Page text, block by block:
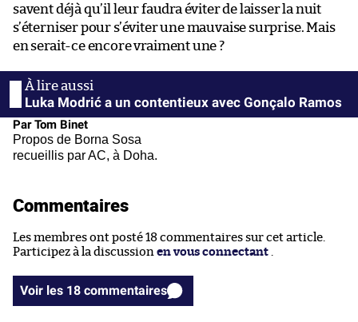
savent déjà qu’il leur faudra éviter de laisser la nuit
s’éterniser pour s’éviter une mauvaise surprise. Mais
en serait-ce encore vraiment une ?
Luka Modrić a un contentieux avec Gonçalo Ramos
Par Tom Binet
Propos de Borna Sosa
recueillis par AC, à Doha.
Commentaires
Les membres ont posté 18 commentaires sur cet article.
Participez à la discussion en vous connectant .
Voir les 18 commentaires